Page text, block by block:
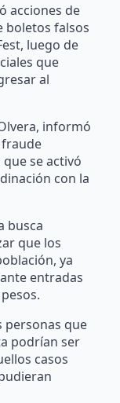
acciones de
boletos falsos
luego de
que
al
informó
se activó
con la
busca
que los
ya
entradas
personas que
podrían ser
casos